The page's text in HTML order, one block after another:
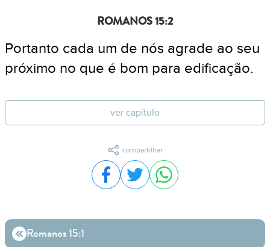
ROMANOS 15:2
Portanto cada um de nós agrade ao seu
próximo no que é bom para edificação.
ver capítulo
compartilhar
Compartilhar no Facebook
Compartilhar no Twitter
Compartilhar no
Romanos 15:1